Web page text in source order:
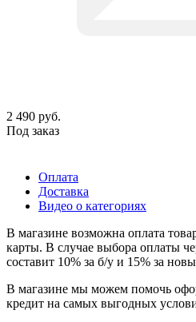
2 490 руб.
Под заказ
Оплата
Доставка
Видео о категориях
В магазине возможна оплата
карты. В случае выбора оплаты
составит 10% за б/у и 15% за
В магазине мы можем помочь
кредит на самых выгодных